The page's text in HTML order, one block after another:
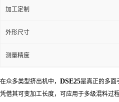
加工定制
外形尺寸
测量精度
在众多类型挤出机中， DSE25是真正的多面
凭借其可变加工长度，可应用于多级混料过